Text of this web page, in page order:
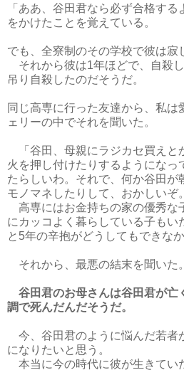
「ああ、谷田君なら必ず合格す
をかけたことを覚えている。
でも、全寮制のその学校で彼は寂
それから彼は1年ほどで、自殺
吊り自殺したのだそうだ。
同じ高専に行った友達から、私は
ェリーの中でそれを聞いた。
「谷田、母親にラジカセ買えと
火を押し付けたりするようになっ
たらしいわ。それで、何か谷田が
モノマネしたりして、おかしいぞ
高専にはお金持ちの家の優秀な
にカッコよく暮らしている子も
と5年の辛抱がどうしてもできな
それから、最悪の結末を聞いた。
谷田君のお母さんは谷田君が亡
調で死んだんだそうだ。
今、谷田君のように悩んだ若者
になりたいと思う。
本当に今の時代に彼が生きてい